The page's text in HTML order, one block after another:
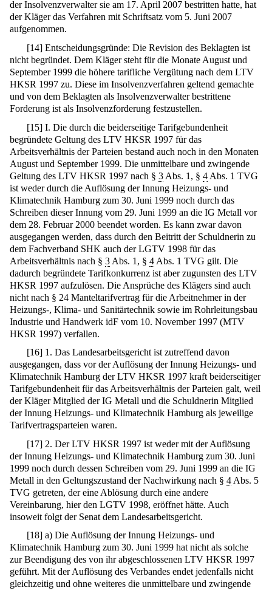
der Insolvenzverwalter sie am 17. April 2007 bestritten hatte, hat
der Kläger das Verfahren mit Schriftsatz vom 5. Juni 2007
aufgenommen.
[14] Entscheidungsgründe: Die Revision des Beklagten ist
nicht begründet. Dem Kläger steht für die Monate August und
September 1999 die höhere tarifliche Vergütung nach dem LTV
HKSR 1997 zu. Diese im Insolvenzverfahren geltend gemachte
und von dem Beklagten als Insolvenzverwalter bestrittene
Forderung ist als Insolvenzforderung festzustellen.
[15] I. Die durch die beiderseitige Tarifgebundenheit
begründete Geltung des LTV HKSR 1997 für das
Arbeitsverhältnis der Parteien bestand auch noch in den Monaten
August und September 1999. Die unmittelbare und zwingende
Geltung des LTV HKSR 1997 nach § 3 Abs. 1, § 4 Abs. 1 TVG
ist weder durch die Auflösung der Innung Heizungs- und
Klimatechnik Hamburg zum 30. Juni 1999 noch durch das
Schreiben dieser Innung vom 29. Juni 1999 an die IG Metall vor
dem 28. Februar 2000 beendet worden. Es kann zwar davon
ausgegangen werden, dass durch den Beitritt der Schuldnerin zu
dem Fachverband SHK auch der LGTV 1998 für das
Arbeitsverhältnis nach § 3 Abs. 1, § 4 Abs. 1 TVG gilt. Die
dadurch begründete Tarifkonkurrenz ist aber zugunsten des LTV
HKSR 1997 aufzulösen. Die Ansprüche des Klägers sind auch
nicht nach § 24 Manteltarifvertrag für die Arbeitnehmer in der
Heizungs-, Klima- und Sanitärtechnik sowie im Rohrleitungsbau
Industrie und Handwerk idF vom 10. November 1997 (MTV
HKSR 1997) verfallen.
[16] 1. Das Landesarbeitsgericht ist zutreffend davon
ausgegangen, dass vor der Auflösung der Innung Heizungs- und
Klimatechnik Hamburg der LTV HKSR 1997 kraft beiderseitiger
Tarifgebundenheit für das Arbeitsverhältnis der Parteien galt, weil
der Kläger Mitglied der IG Metall und die Schuldnerin Mitglied
der Innung Heizungs- und Klimatechnik Hamburg als jeweilige
Tarifvertragsparteien waren.
[17] 2. Der LTV HKSR 1997 ist weder mit der Auflösung
der Innung Heizungs- und Klimatechnik Hamburg zum 30. Juni
1999 noch durch dessen Schreiben vom 29. Juni 1999 an die IG
Metall in den Geltungszustand der Nachwirkung nach § 4 Abs. 5
TVG getreten, der eine Ablösung durch eine andere
Vereinbarung, hier den LGTV 1998, eröffnet hätte. Auch
insoweit folgt der Senat dem Landesarbeitsgericht.
[18] a) Die Auflösung der Innung Heizungs- und
Klimatechnik Hamburg zum 30. Juni 1999 hat nicht als solche
zur Beendigung des von ihr abgeschlossenen LTV HKSR 1997
geführt. Mit der Auflösung des Verbandes endet jedenfalls nicht
gleichzeitig und ohne weiteres die unmittelbare und zwingende